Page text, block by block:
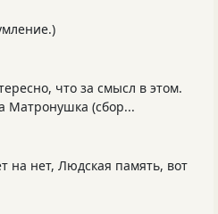
что за смысл в этом.
Матронушка (сбор...
на нет, Людская память, вот